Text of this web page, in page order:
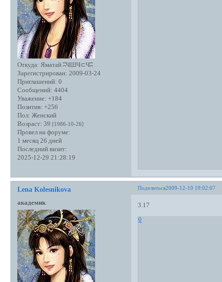
Откуда: Яматай ʭЧШЧ⊂Чʭ
Зарегистрирован: 2009-03-24
Приглашений: 0
Сообщений: 4404
Уважение: +184
Позитив: +256
Пол: Женский
Возраст: 39 [1986-10-26]
Провел на форуме:
1 месяц 26 дней
Последний визит:
2025-12-29 21:28:19
Поделиться2009-12-10 19:02:07
Lena Kolesnikova
академик 3.17
0